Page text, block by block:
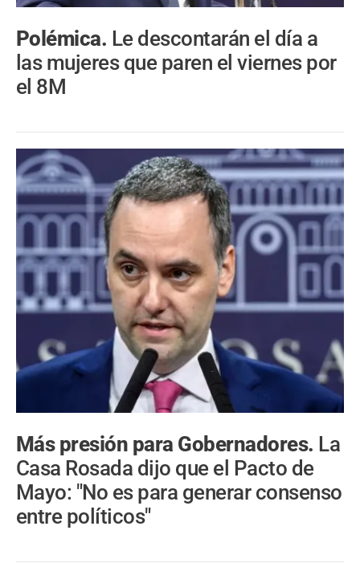
Polémica. Le descontarán el día a
las mujeres que paren el viernes por
el 8M
Más presión para Gobernadores. La
Casa Rosada dijo que el Pacto de
Mayo: "No es para generar consenso
entre políticos"